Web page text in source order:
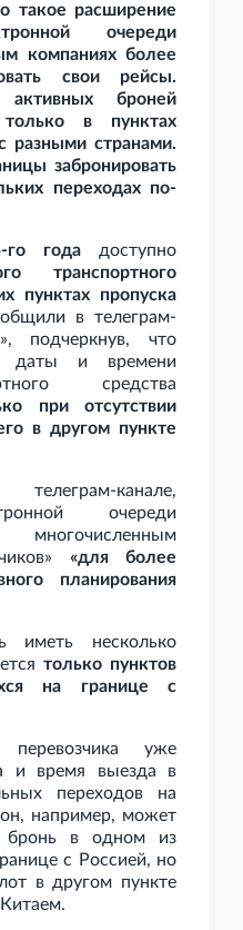
такое расширение
очереди
компаниях более
свои рейсы.
активных броней
в пунктах
разными странами.
забронировать
переходах по-
годадоступно
транспортного
пунктах пропуска
в телеграм-
подчеркнув, что
даты и времени
средства
при отсутствии
в другом пункте
канале,
очереди
«для более
планирования
иметь несколько
только пунктов
на границе с
уже
и время выезда в
переходов на
например, может
в одном из
с Россией, но
в другом пункте